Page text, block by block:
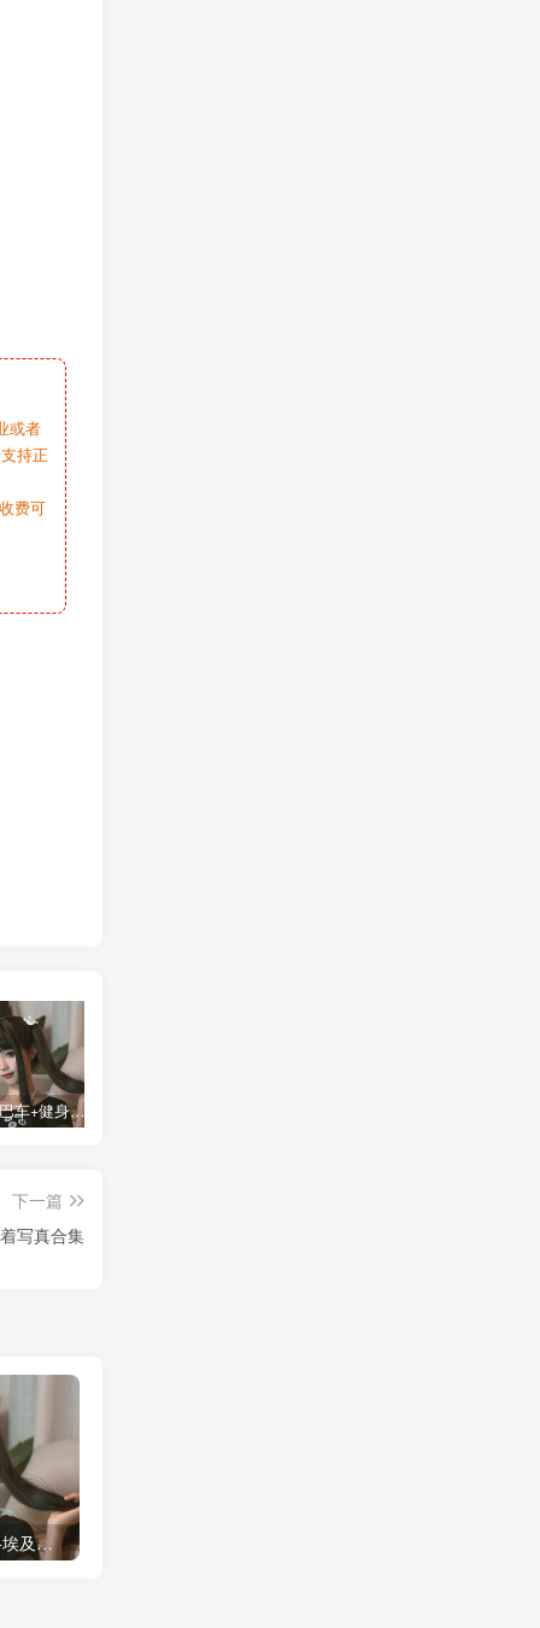
或者
持正
费可
蠢沫沫 大巴车+健身环+埃及喵COS写真合集
下一篇
写真合集
蠢沫沫 大巴车+健身环+埃及喵COS写真合集